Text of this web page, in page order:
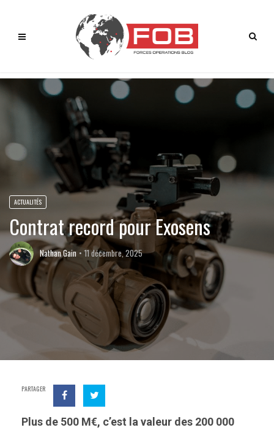
ACTUALITÉS
Contrat record pour Exosens
Nathan Gain 11 décembre, 2025
PARTAGER
Plus de 500 M€, c’est la valeur des 200 000